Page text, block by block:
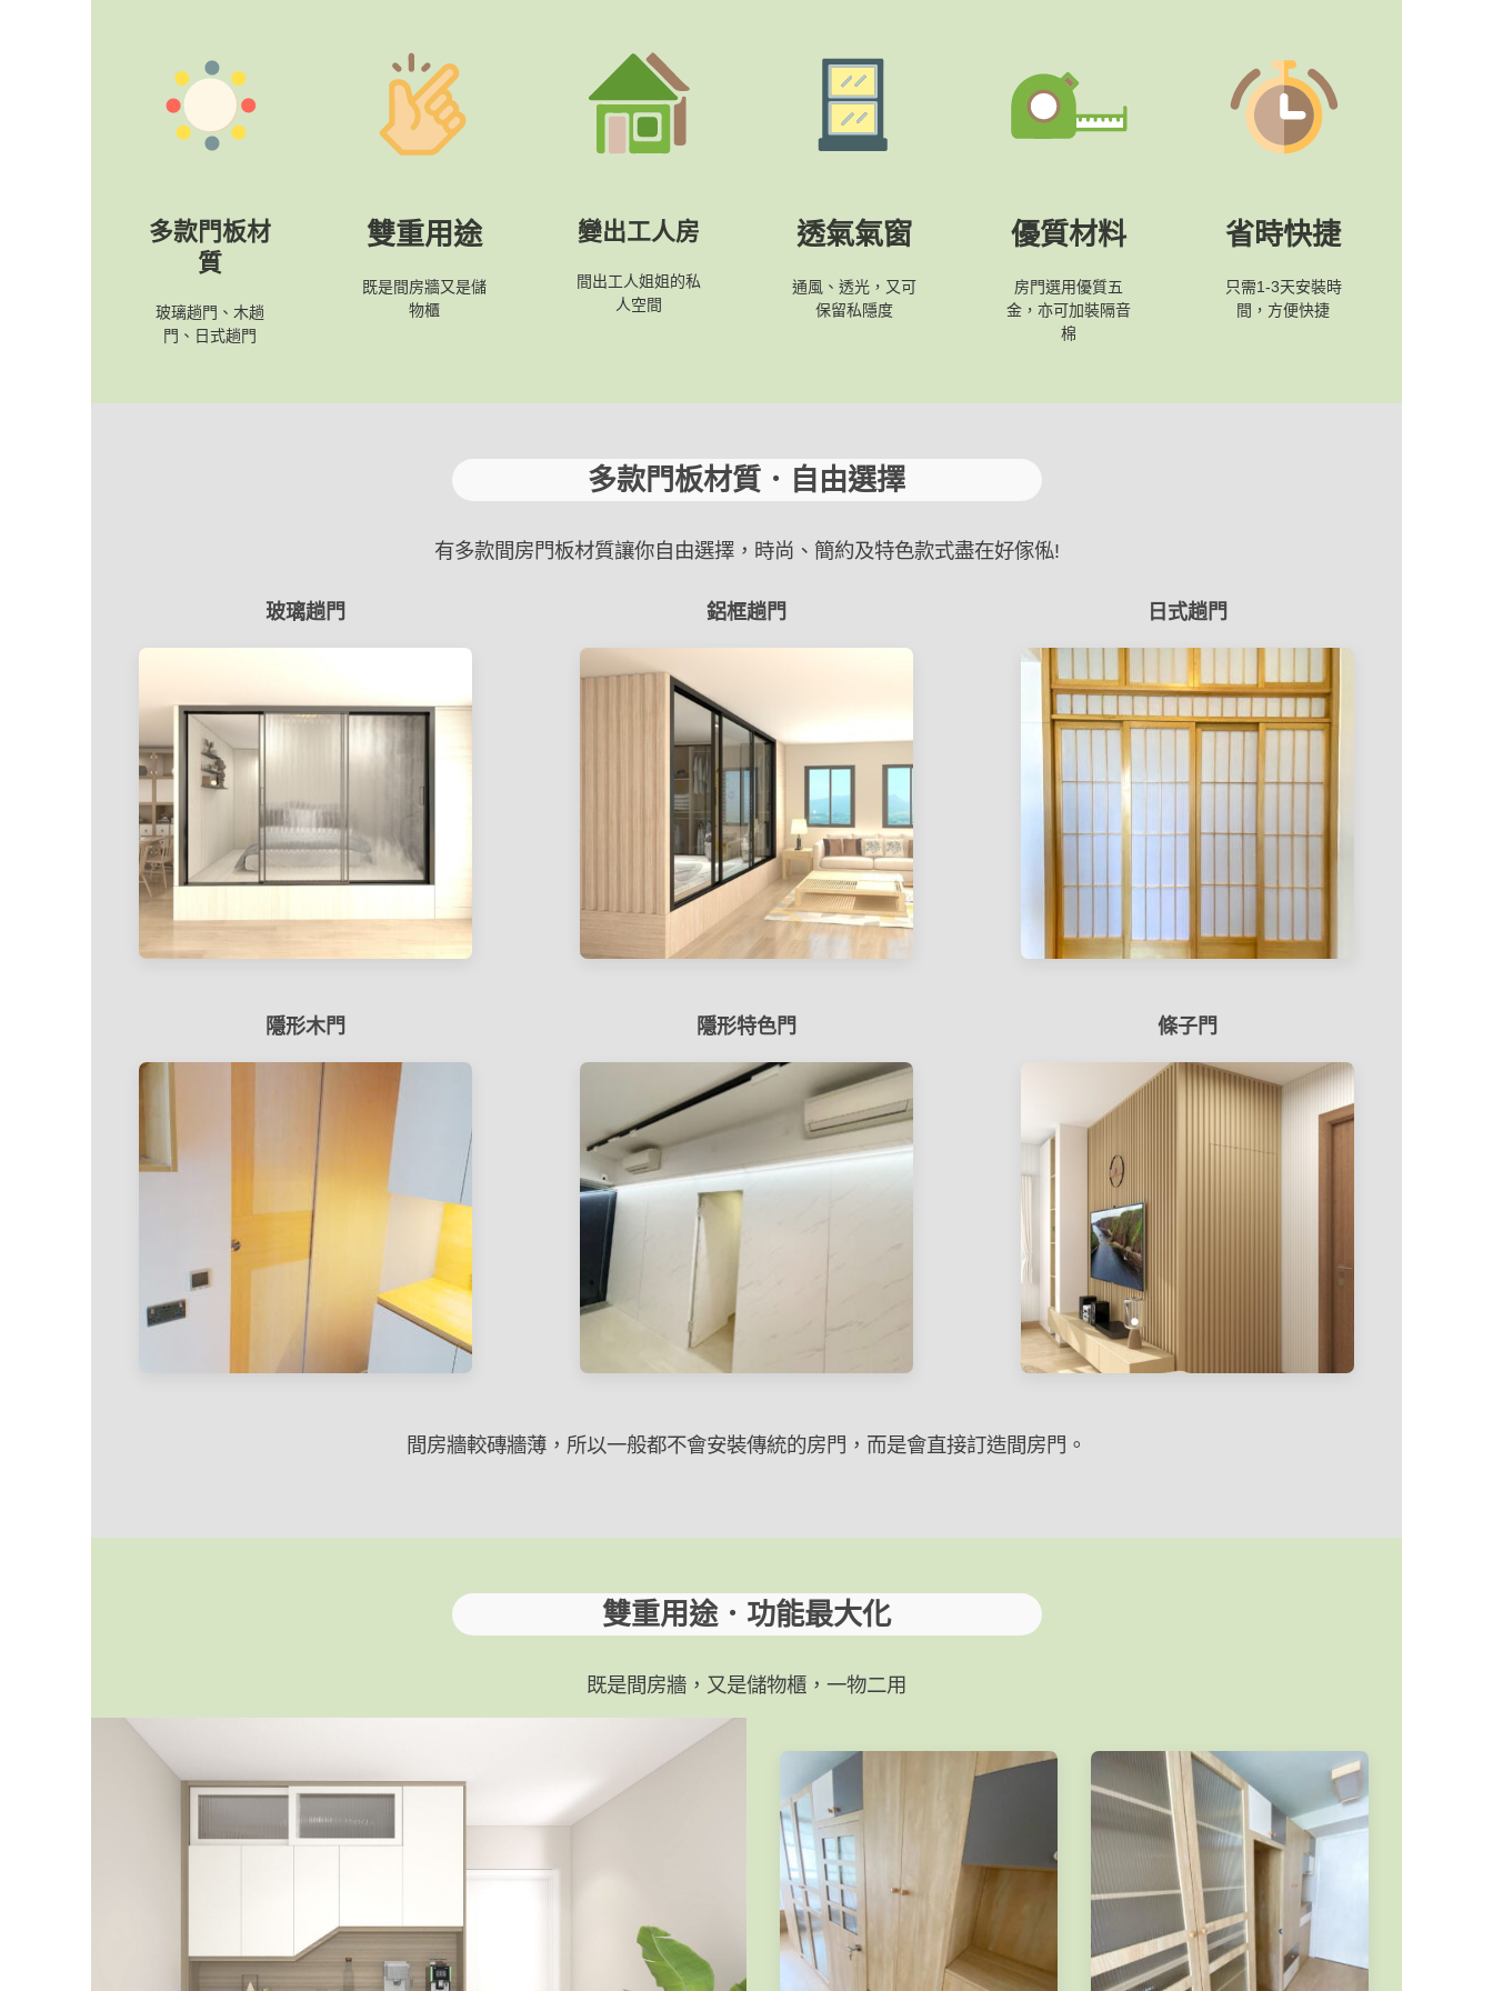
多款門板材
質
玻璃趟門、木趟
門、日式趟門
雙重用途
既是間房牆又是儲
物櫃
變出工人房
間出工人姐姐的私
人空間
透氣氣窗
通風、透光，又可
保留私隱度
優質材料
房門選用優質五
金，亦可加裝隔音
棉
省時快捷
只需1-3天安裝時
間，方便快捷
多款門板材質．自由選擇
有多款間房門板材質讓你自由選擇，時尚、簡約及特色款式盡在好傢俬!
玻璃趟門 鋁框趟門 日式趟門
隱形木門 隱形特色門 條子門
間房牆較磚牆薄，所以一般都不會安裝傳統的房門，而是會直接訂造間房門。
如果想配合家中的特色得風格，就可以選擇隱形門或條子門，不會有突兀的門框，令人一眼未必會看到牆上的門，家居風格自然更靈活多變。
雙重用途．功能最大化
既是間房牆，又是儲物櫃，一物二用